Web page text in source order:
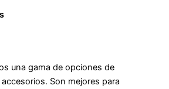
una gama de opciones de
Son mejores para